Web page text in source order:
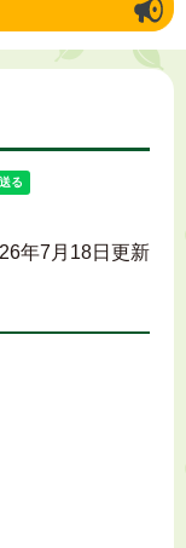
年7月18日更新